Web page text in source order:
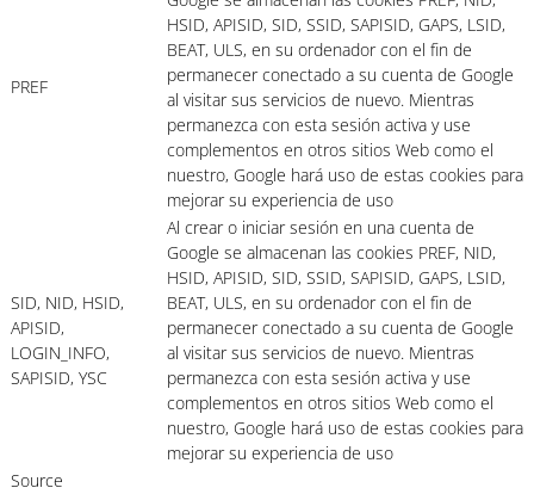
PREF
HSID, APISID, SID, SSID, SAPISID, GAPS, LSID,
BEAT, ULS, en su ordenador con el fin de
permanecer conectado a su cuenta de Google
al visitar sus servicios de nuevo. Mientras
permanezca con esta sesión activa y use
complementos en otros sitios Web como el
nuestro, Google hará uso de estas cookies para
mejorar su experiencia de uso
SID, NID, HSID,
APISID,
LOGIN_INFO,
SAPISID, YSC
Al crear o iniciar sesión en una cuenta de
Google se almacenan las cookies PREF, NID,
HSID, APISID, SID, SSID, SAPISID, GAPS, LSID,
BEAT, ULS, en su ordenador con el fin de
permanecer conectado a su cuenta de Google
al visitar sus servicios de nuevo. Mientras
permanezca con esta sesión activa y use
complementos en otros sitios Web como el
nuestro, Google hará uso de estas cookies para
mejorar su experiencia de uso
Source